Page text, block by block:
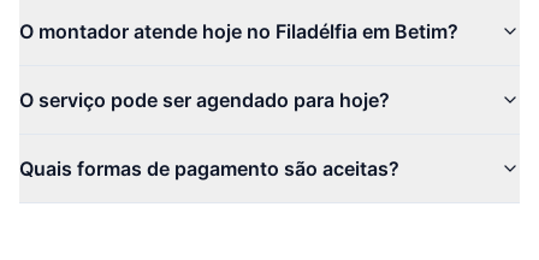
O montador atende hoje no Filadélfia em Betim?
O serviço pode ser agendado para hoje?
Quais formas de pagamento são aceitas?